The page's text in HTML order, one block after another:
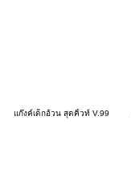
แก๊งค์เด็กอ้วน สุดคิ้วท์ V.99